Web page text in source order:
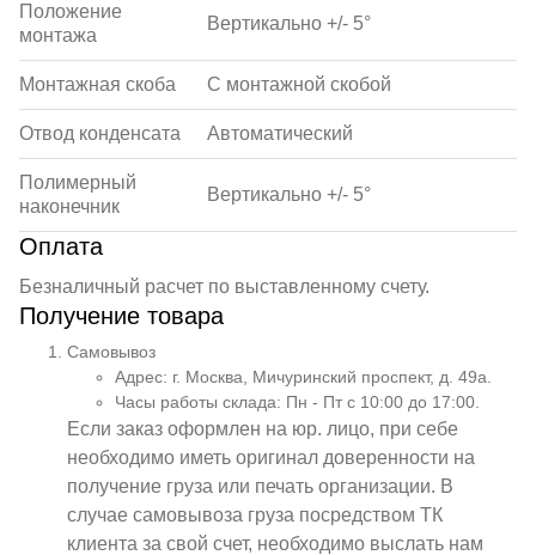
Положение
монтажа
Вертикально +/- 5°
Монтажная скоба С монтажной скобой
Отвод конденсата Автоматический
Полимерный
наконечник
Вертикально +/- 5°
Оплата
Безналичный расчет по выставленному счету.
Получение товара
Самовывоз
Адрес: г. Москва, Мичуринский проспект, д. 49а.
Часы работы склада: Пн - Пт с 10:00 до 17:00.
Если заказ оформлен на юр. лицо, при себе
необходимо иметь оригинал доверенности на
получение груза или печать организации. В
случае самовывоза груза посредством ТК
клиента за свой счет, необходимо выслать нам